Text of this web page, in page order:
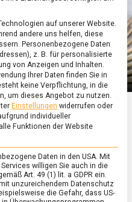
/FEATURED
für die
Lupinen-
auf unserer Website.
andere uns helfen, diese
Personenbezogene Daten
z. B. für personalisierte
von Anzeigen und Inhalten.
Ihrer Daten finden Sie in
keine Verpflichtung, in die
um dieses Angebot zu nutzen.
Einstellungen widerrufen oder
individueller
Funktionen der Website
Daten in den USA. Mit
willigen Sie auch in die
Art. 49 (1) lit. a GDPR ein.
unzureichendem Datenschutz
die Gefahr, dass US-